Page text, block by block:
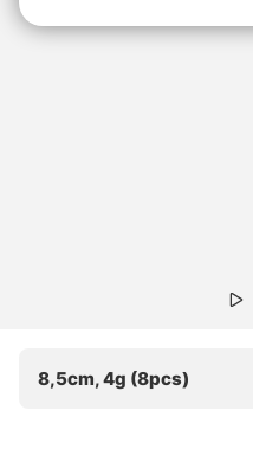
8,5cm, 4g (8pcs)